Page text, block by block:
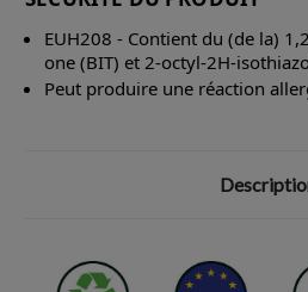
EUH208 - Contient du (de la)
one (BIT) et 2-octyl-2H-
Peut produire une réaction